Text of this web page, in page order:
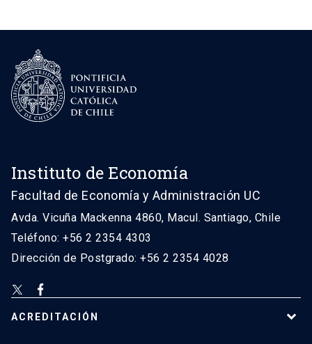
Instituto de Economía
Facultad de Economía y Administración UC
Avda. Vicuña Mackenna 4860, Macul. Santiago, Chile
Teléfono: +56 2 2354 4303
Dirección de Postgrado: +56 2 2354 4028
ACREDITACIÓN